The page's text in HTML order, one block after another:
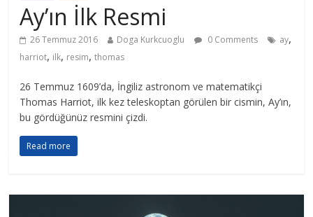
Ay’ın İlk Resmi
26 Temmuz 2016 Doga Kurkcuoglu 0 Comments ay,
harriot, ilk, resim,thomas
26 Temmuz 1609’da, İngiliz astronom ve matematikçi
Thomas Harriot, ilk kez teleskoptan görülen bir cismin, Ay’ın,
bu gördüğünüz resmini çizdi.
Read more